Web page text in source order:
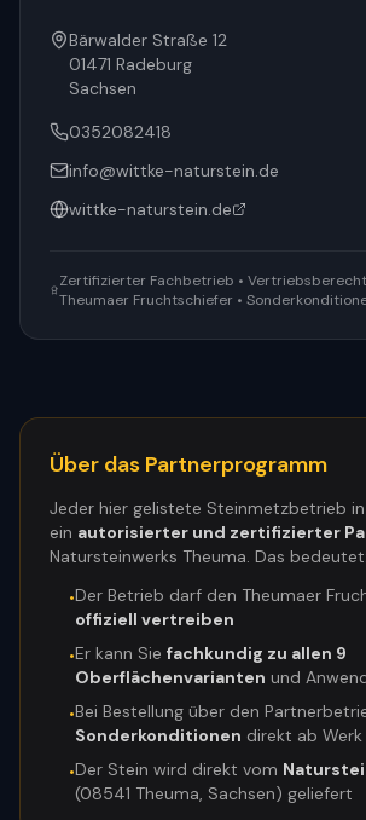
Bärwalder Straße 12
01471 Radeburg
Sachsen
0352082418
info@wittke-naturstein.de
wittke-naturstein.de
Zertifizierter Fachbetrieb •
Theumaer Fruchtschiefer •
Über das Partnerprogramm
Jeder hier gelistete Steinmetzbetrieb in
ein autorisierter und zertifizierter
Natursteinwerks Theuma. Das bedeutet:
•Der Betrieb darf den Theumaer
offiziell vertreiben
•Er kann Sie fachkundig zu allen 9
Oberflächenvarianten und
•Bei Bestellung über den
Sonderkonditionen direkt ab Werk
•Der Stein wird direkt vom
(08541 Theuma, Sachsen) geliefert